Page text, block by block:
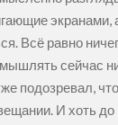
экранами,
Всё равно
сейчас
подозревал,
И хоть до